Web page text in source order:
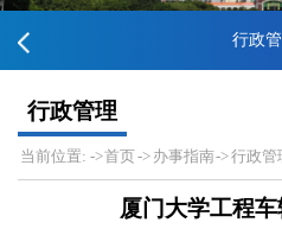
行政
行政管理
当前位置: ->首页 -> 办事指南->行政管
厦门大学工程